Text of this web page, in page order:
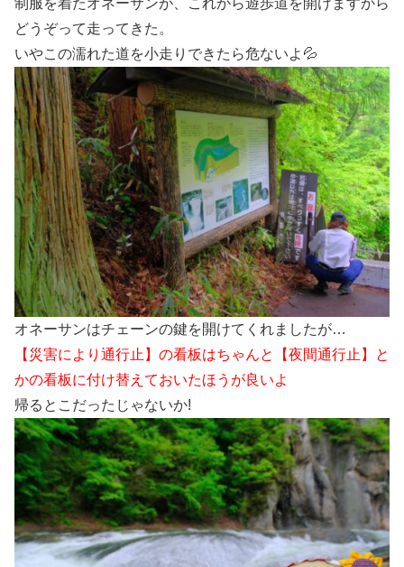
どうぞって走ってきた。
いやこの濡れた道を小走りできたら危ないよ💦
オネーサンはチェーンの鍵を開けてくれましたが…
【災害により通行止】の看板はちゃんと【夜間通行止】と
かの看板に付け替えておいたほうが良いよ
帰るとこだったじゃないか!